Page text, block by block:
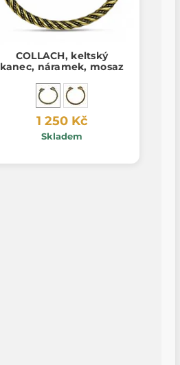
COLLACH, keltský
kanec, náramek, mosaz
1 250 Kč
Skladem